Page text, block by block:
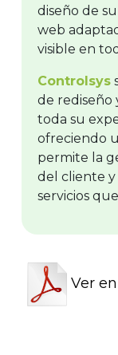
diseño de
web
visible en
Controlsys
de rediseño
toda su
ofreciendo
permite la
del cliente y
servicios
Ver